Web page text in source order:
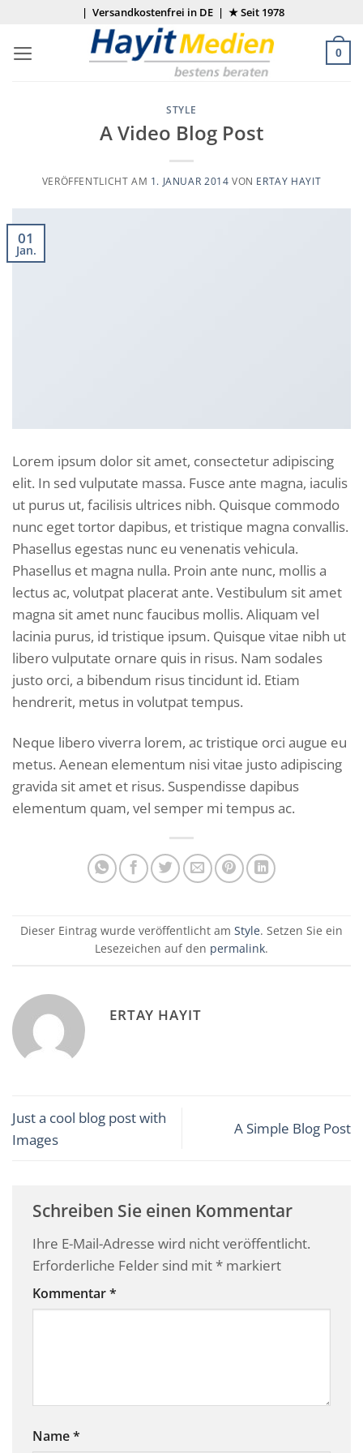
springen
| Versandkostenfrei in DE | ★ Seit 1978
0
STYLE
A Video Blog Post
VERÖFFENTLICHT AM 1. JANUAR 2014 VON ERTAY HAYIT
01
Jan.
Lorem ipsum dolor sit amet, consectetur adipiscing
elit. In sed vulputate massa. Fusce ante magna, iaculis
ut purus ut, facilisis ultrices nibh. Quisque commodo
nunc eget tortor dapibus, et tristique magna convallis.
Phasellus egestas nunc eu venenatis vehicula.
Phasellus et magna nulla. Proin ante nunc, mollis a
lectus ac, volutpat placerat ante. Vestibulum sit amet
magna sit amet nunc faucibus mollis. Aliquam vel
lacinia purus, id tristique ipsum. Quisque vitae nibh ut
libero vulputate ornare quis in risus. Nam sodales
justo orci, a bibendum risus tincidunt id. Etiam
hendrerit, metus in volutpat tempus.
Neque libero viverra lorem, ac tristique orci augue eu
metus. Aenean elementum nisi vitae justo adipiscing
gravida sit amet et risus. Suspendisse dapibus
elementum quam, vel semper mi tempus ac.
Dieser Eintrag wurde veröffentlicht am Style. Setzen Sie ein
Lesezeichen auf den permalink.
ERTAY HAYIT
Just a cool blog post with
Images
A Simple Blog Post
Schreiben Sie einen Kommentar
Ihre E-Mail-Adresse wird nicht veröffentlicht.
Erforderliche Felder sind mit* markiert
Kommentar*
Name*